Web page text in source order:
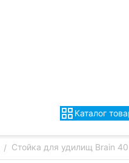
Каталог
/ Стойка для удилищ Brain